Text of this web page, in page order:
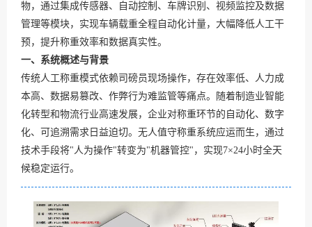
物，通过集成传感器、自动控制、车牌识别、视频监控及数据
管理等模块，实现车辆载重全程自动化计量，大幅降低人工干
预，提升称重效率和数据真实性。
一、系统概述与背景
传统人工称重模式依赖司磅员现场操作，存在效率低、人力成
本高、数据易篡改、作弊行为难监管等痛点。随着制造业智能
化转型和物流行业高速发展，企业对称重环节的自动化、数字
化、可追溯需求日益迫切。无人值守称重系统应运而生，通过
技术手段将"人为操作"转变为"机器管控"，实现7×24小时全天
候稳定运行。